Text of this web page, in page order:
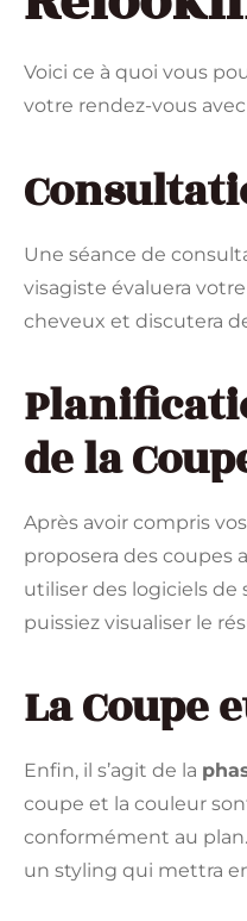
Voici ce à quoi vous
votre rendez-vous
Une séance de
visagiste évaluera
cheveux et discutera
de la
Après avoir compris
proposera des coupes
utiliser des logiciels
puissiez visualiser le
La Coupe
Enfin, il s’agit de la
coupe et la couleur
conformément au
un styling qui mettra